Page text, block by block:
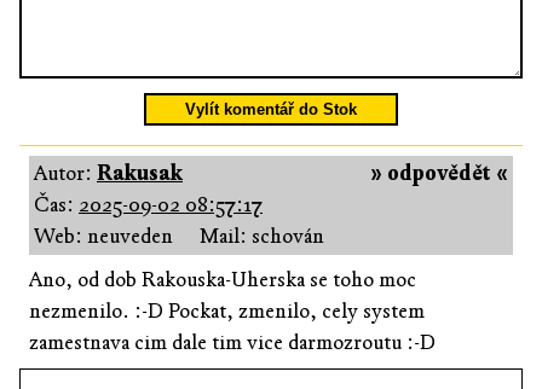
Vylít komentář do Stok
» odpovědět «
Autor: Rakusak
Čas: 2025-09-02 08:57:17
Web: neuveden
Mail: schován
Ano, od dob Rakouska-Uherska se toho moc
nezmenilo. :-D Pockat, zmenilo, cely system
zamestnava cim dale tim vice darmozroutu :-D